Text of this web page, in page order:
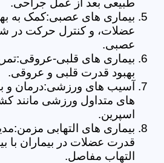
طبیعی بعد از عمل جراحی.
بیماری های عصبی:کمک به
عضلات، و کنترل حرکت در
عصبی.
بیماری های قلبی-
بهبود قدرت قلبی و عروقی.
آسیب های ورزشی:درمان و
های متداول ورزشی مانند
اسپرین.
بیماری های التهابی
قدرت عضلات در بیماران با
التهاب مفاصل.